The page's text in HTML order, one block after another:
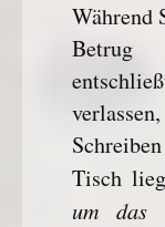
Während
Betrug
Tisch
um das